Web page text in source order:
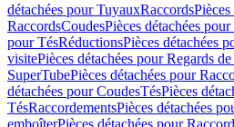
détachées pour TuyauxRaccords
RaccordsCoudesPièces détachées
pour TésRéductionsPièces détachées
visitePièces détachées pour Regards
SuperTubePièces détachées pour
détachées pour CoudesTésPièces
TésRaccordementsPièces détachées
emboîterPièces détachées pour